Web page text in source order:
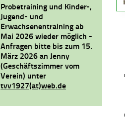
Probetraining und Kinder-,
Jugend- und
Erwachsenentraining ab
Mai 2026 wieder möglich -
Anfragen bitte bis zum 15.
März 2026 an Jenny
(Geschäftszimmer vom
Verein) unter
tvv1927(at)web.de